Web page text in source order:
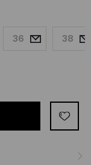
36 38